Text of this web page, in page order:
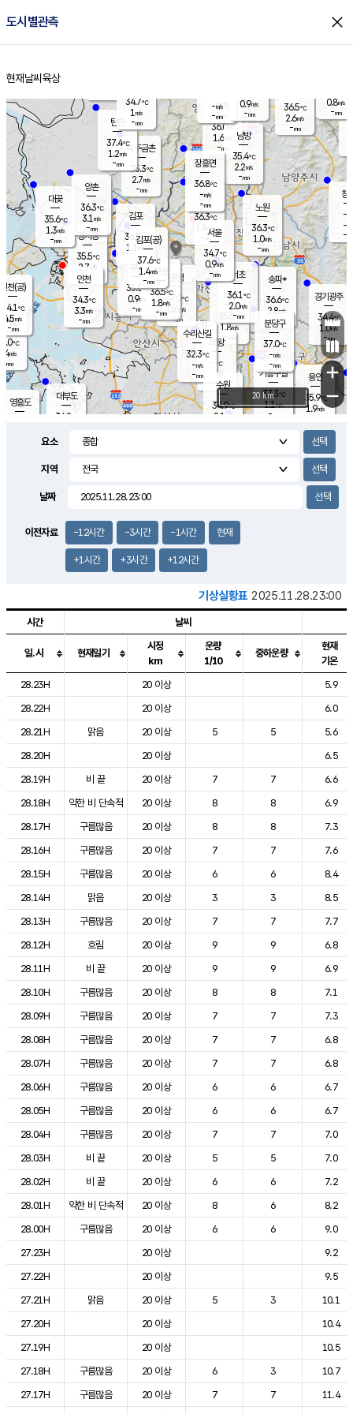
도시별관측 close
홈
현재날씨 육상
의도
℃
m/s
mm
영흥도
양주
36.0℃
1.6
-mm
과천
35.5℃
1.8m/s
- mm
용인
35.9℃
1.9m/s
경기광주
34.4℃
1.0m/s
-mm
1.8m/s
대부도
34.8
경서동
35.5℃
2.7 m/s
-mm
파주금촌
35.3℃
2.7m/s
-mm
36.5℃
2.6m/s
-mm
대곶
35.6℃
1.3m/s
-mm
창
-
-m/
-
탄현
37.4℃
1.2m/s
-mm
0.8m/s
-mm
의왕
- ℃
m/s
mm
김포
36.7℃
1.1 m/s
mm
광명
37.0
℃
0.6 m/s
-mm
부천
35.0℃
0.9m/s
-mm
양촌
36.3℃
3.1 m/s
-mm
구로
36.5℃
1.8m/s
-mm
은평
36.3℃
1.8 m/s
- mm
노원
36.3℃
1.0m/s
-mm
송파*
36.6℃
2.8m/s
-mm
서초
36.1℃
2.0m/s
-mm
남방
35.4℃
2.2m/s
-mm
기흥구갈
37.3℃
1.1m/s
-
수리산길
32.3℃
-m/s
-mm
분당구
37.0℃
-m/s
-mm
장흥면
36.8℃
-m/s
-mm
-m/s
-mm
인천(공)
34.1℃
4.5m/s
-mm
김포(공)
37.6℃
1.4m/s
-mm
수원
34.9℃
2.1 m/s
인천
34.3℃
3.3m/s
-mm
서울
34.7℃
0.9m/s
-mm
34.7℃
1 m/s
-mm
0.9m/s
-mm
+
−
20 km
요소
지역
날짜
이전자료 -12시간 -3시간 -1시간 현재
+1시간 +3시간 +12시간
기상실황표 2025.11.28.23:00
도시별 기상실황표로 지점, 날씨, 기온, 강수, 바람, 기압등을 안내한 표입
시간 날씨
일.시 현재일기
시정
km
운량
1/10
중하운량
현재
기온
28.23H
20 이상
5.9
28.22H
20 이상
6.0
28.21H
맑음 20 이상 5 5
5.6
28.20H
20 이상
6.5
28.19H
비 끝 20 이상 7 7
6.6
28.18H
약한 비 단속적 20 이상 8 8
6.9
28.17H
구름많음 20 이상 8 8
7.3
28.16H
구름많음 20 이상 7 7
7.6
28.15H
구름많음 20 이상 6 6
8.4
28.14H
맑음 20 이상 3 3
8.5
28.13H
구름많음 20 이상 7 7
7.7
28.12H
흐림 20 이상 9 9
6.8
28.11H
비 끝 20 이상 9 9
6.9
28.10H
구름많음 20 이상 8 8
7.1
28.09H
구름많음 20 이상 7 7
7.3
28.08H
구름많음 20 이상 7 7
6.8
28.07H
구름많음 20 이상 7 7
6.8
28.06H
구름많음 20 이상 6 6
6.7
28.05H
구름많음 20 이상 6 6
6.7
28.04H
구름많음 20 이상 7 7
7.0
28.03H
비 끝 20 이상 5 5
7.0
28.02H
비 끝 20 이상 6 6
7.2
28.01H
약한 비 단속적 20 이상 8 6
8.2
28.00H
구름많음 20 이상 6 6
9.0
27.23H
20 이상
9.2
27.22H
20 이상
9.5
27.21H
맑음 20 이상 5 3
10.1
27.20H
20 이상
10.4
27.19H
20 이상
10.5
27.18H
구름많음 20 이상 6 3
10.7
27.17H
구름많음 20 이상 7 7
11.4